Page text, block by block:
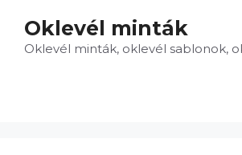
tartalomba
Oklevél minták
Oklevél minták, oklevél sablonok,